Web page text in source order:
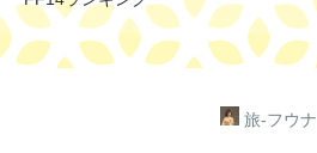
旅‐フウナ